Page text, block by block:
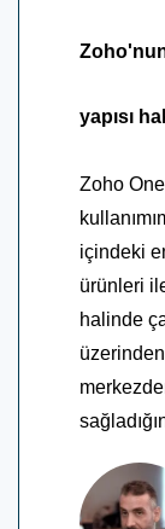
yapısı
Zoho
içindeki
ürünleri
halinde